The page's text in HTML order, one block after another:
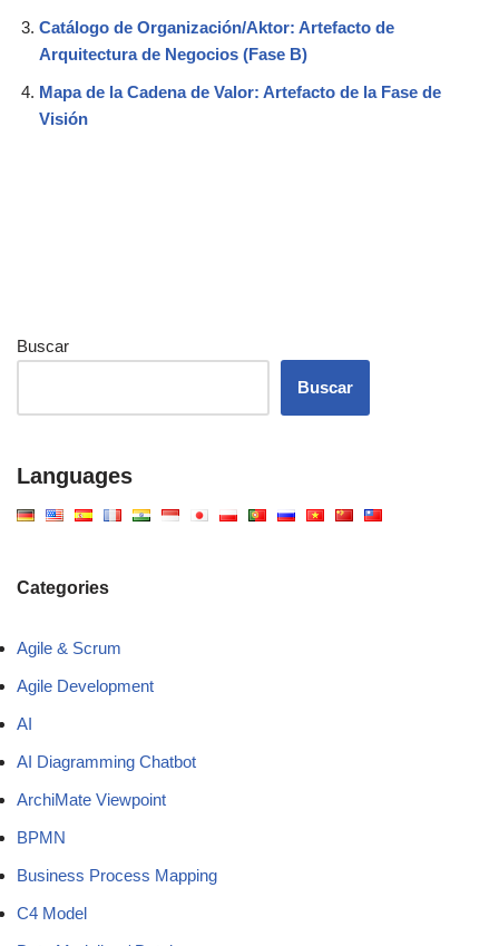
Catálogo de Organización/Aktor: Artefacto de
Arquitectura de Negocios (Fase B)
Mapa de la Cadena de Valor: Artefacto de la Fase de
Visión
Buscar
Buscar
Languages
Categories
Agile & Scrum
Agile Development
AI
AI Diagramming Chatbot
ArchiMate Viewpoint
BPMN
Business Process Mapping
C4 Model